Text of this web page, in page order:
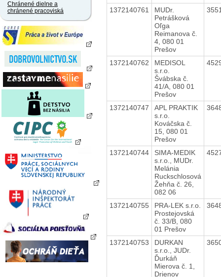
Chránené dielne a
chránené pracoviská
1372140761
MUDr.
Petrášková
Oľga
Reimanova č.
4, 080 01
Prešov
1372140762
MEDISOL
s.r.o.
Švábska č.
41/A, 080 01
Prešov
1372140747
APL PRAKTIK
s.r.o.
Kováčska č.
15, 080 01
Prešov
1372140744
SIMA-MEDIK
s.r.o., MUDr.
Melánia
Ruckschlosová
Žehňa č. 26,
082 06
1372140755
PRA-LEK s.r.o.
Prostejovská
č. 33/B, 080
01 Prešov
1372140753
DURKAN
s.r.o., JUDr.
Ďurkáň
Mierova č. 1,
Drienov